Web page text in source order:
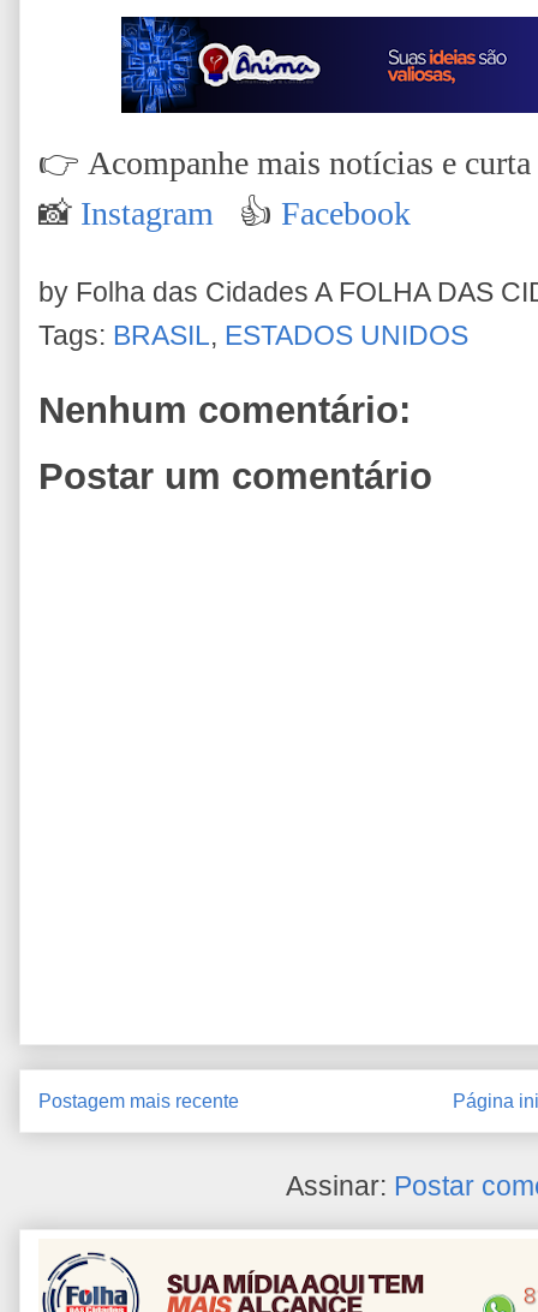
👉 Acompanhe mais notícias e curta
📸 Instagram 👍 Facebook
by Folha das Cidades A FOLHA DAS
Tags: BRASIL, ESTADOS UNIDOS
Nenhum comentário:
Postar um comentário
Postagem mais recente Página
Assinar: Postar